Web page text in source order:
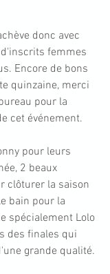
donc avec
femmes
Encore de bons
quinzaine, merci
pour la
cet événement.
pour leurs
2 beaux
clôturer la saison
bain pour la
spécialement Lolo
des finales qui
grande qualité.